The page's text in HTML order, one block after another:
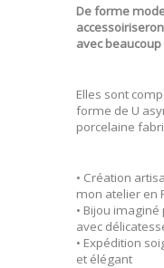
De forme
avec
Elles sont
forme de U
porcelaine
• Création
mon atelier en
• Bijou
avec
• Expédition
et élégant